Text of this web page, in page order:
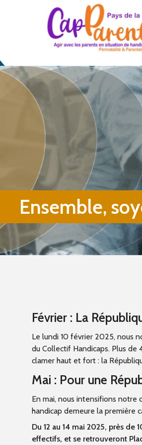
Ensemble,
Février : La
Le lundi 10 février 2025, nous
du Collectif Handicaps. Plus
clamer haut et fort : la
Mai : Pour une
En mai, nous intensifions notre
handicap demeure la première
Du 12 au 14 mai 2025, près
effectifs, et se retrouveront